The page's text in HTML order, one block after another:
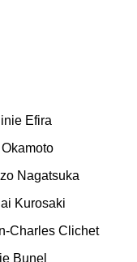
Efira
Nagatsuka
Kurosaki
Charles Clichet
Bunel